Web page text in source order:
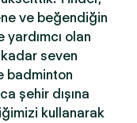
ve beğendiğin
olan
seven
badminton
şehir dışına
kullanarak